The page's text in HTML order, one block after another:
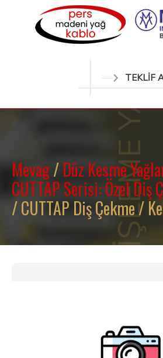
TEKLİF
METAL İŞLEME YAĞLARI
Mevag/Düz Kesme
CUTTAP Serisi: Özel Diş
/ CUTTAP Diş Çekme /